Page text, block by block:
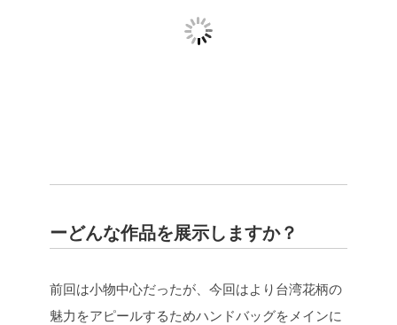
ーどんな作品を展示しますか？
前回は小物中心だったが、今回はより台湾花柄の
魅力をアピールするためハンドバッグをメインに